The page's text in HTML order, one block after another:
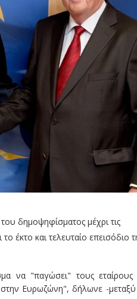
δημοψηφίσματος μέχρι τις
έκτο και τελευταίο επεισόδιο
να "παγώσει" τους
Ευρωζώνη", δήλωνε -